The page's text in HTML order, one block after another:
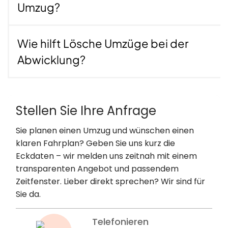
KNAPPSCHAFT kündigen bei
Wer dauerhaft ins Ausland zieht, muss die
Mitgliedschaft bei der KNAPPSCHAFT kündigen.
Versicherung im Ausland.
Wichtig ist, die richtige Reihenfolge einzuhalten, um
Versorgungslücken zu vermeiden. Wir beraten,
geben Tipps zu Fristen und begleiten Sie Schritt für
Schritt durch alle Abläufe. Wer schon einmal einen
Wechsel zwischen KKH Krankenkasse Umzug oder
AOK Nordost Umzug organisiert hat, weiß: Jede
Kasse will es etwas anders – wir helfen, den roten
Faden zu behalten.
Umzug?
Wie hilft Lösche Umzüge bei der
Abwicklung?
Stellen Sie Ihre Anfrage
Sie planen einen Umzug und wünschen einen
klaren Fahrplan? Geben Sie uns kurz die
Eckdaten – wir melden uns zeitnah mit einem
transparenten Angebot und passendem
Zeitfenster. Lieber direkt sprechen? Wir sind für
Sie da.
Telefonieren